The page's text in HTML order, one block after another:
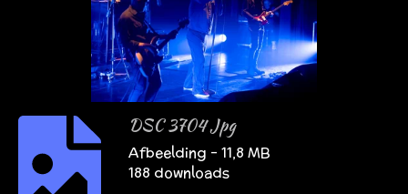
DSC 3704 Jpg
Afbeelding – 11,8 MB
188 downloads